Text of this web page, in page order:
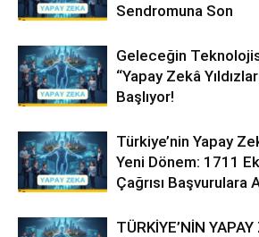
Sendromuna Son
Geleceğin
“Yapay Zekâ
Başlıyor!
Türkiye’nin Yapay
Yeni Dönem: 1711
Çağrısı Başvurulara
TÜRKİYE’NİN